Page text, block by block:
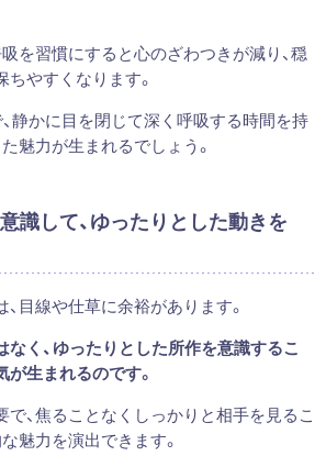
を習慣にすると心のざわつきが減り、穏
やすくなります。
静かに目を閉じて深く呼吸する時間を持
魅力が生まれるでしょう。
識して、ゆったりとした動きを
目線や仕草に余裕があります。
く、ゆったりとした所作を意識するこ
生まれるのです。
、焦ることなくしっかりと相手を見るこ
魅力を演出できます。